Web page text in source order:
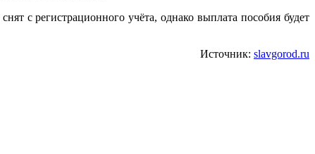
с регистрационного учёта, однако выплата пособия будет
Источник: slavgorod.ru